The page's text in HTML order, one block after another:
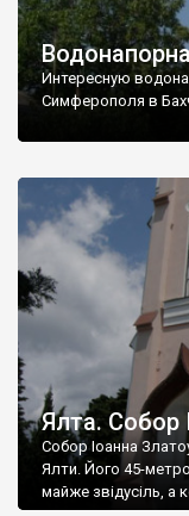
Интересную
Симферополя в
Ялта. Собор
Собор Іоанна
Ялти. Його 45-
майже звідусіль, а